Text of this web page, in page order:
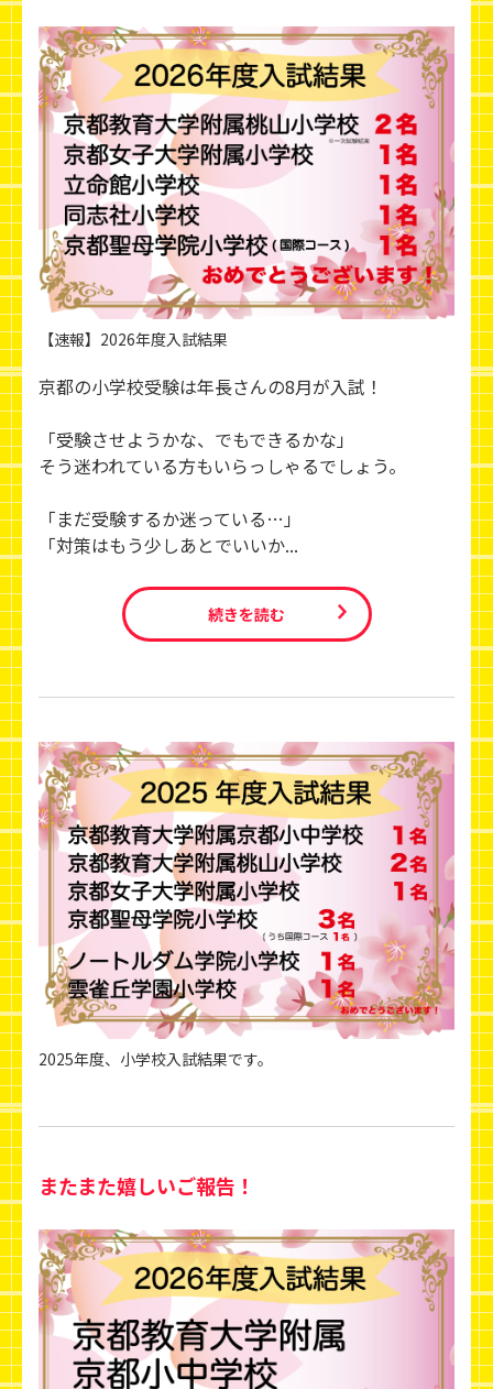
【速報】2026年度入試結果
京都の小学校受験は年長さんの8月が入試！
「受験させようかな、でもできるかな」
そう迷われている方もいらっしゃるでしょう。
「まだ受験するか迷っている…」
「対策はもう少しあとでいいか...
続きを読む
2025年度、小学校入試結果です。
またまた嬉しいご報告！